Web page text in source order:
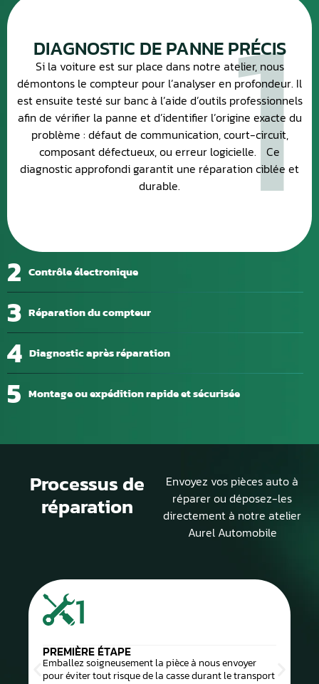
2 Contrôle électronique
3 Réparation du compteur
4 Diagnostic après réparation
5 Montage ou expédition rapide et sécurisée
1
DIAGNOSTIC DE PANNE PRÉCIS
Si la voiture est sur place dans notre atelier, nous
démontons le compteur pour l’analyser en profondeur. Il
est ensuite testé sur banc à l’aide d’outils professionnels
afin de vérifier la panne et d’identifier l’origine exacte du
problème : défaut de communication, court-circuit,
composant défectueux, ou erreur logicielle. Ce
diagnostic approfondi garantit une réparation ciblée et
durable.
Processus de
réparation
Envoyez vos pièces auto à
réparer ou déposez-les
directement à notre atelier
Aurel Automobile
1
PREMIÈRE ÉTAPE
Emballez soigneusement la pièce à nous envoyer
pour éviter tout risque de la casse durant le transport